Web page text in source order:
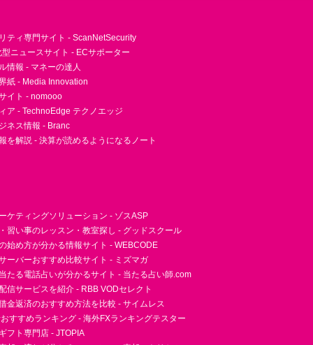
ティ専門サイト - ScanNetSecurity
型ニュースサイト - ECサポーター
情報 - マネーの達人
紙 - Media Innovation
イト - nomooo
ア - TechnoEdge テクノエッジ
ネス情報 - Branc
を解説 - 決算が読めるようになるノート
ケティングソリューション - ゾスASP
習い事のレッスン・教室探し - グッドスクール
始め方が分かる情報サイト - WEBCODE
ーバーおすすめ比較サイト - ミズマガ
たる電話占いが分かるサイト - 当たる占い師.com
信サービスを紹介 - RBB VODセレクト
金返済のおすすめ方法を比較 - サイムレス
すすめランキング - 海外FXランキングテスター
フト専門店 - JTOPIA